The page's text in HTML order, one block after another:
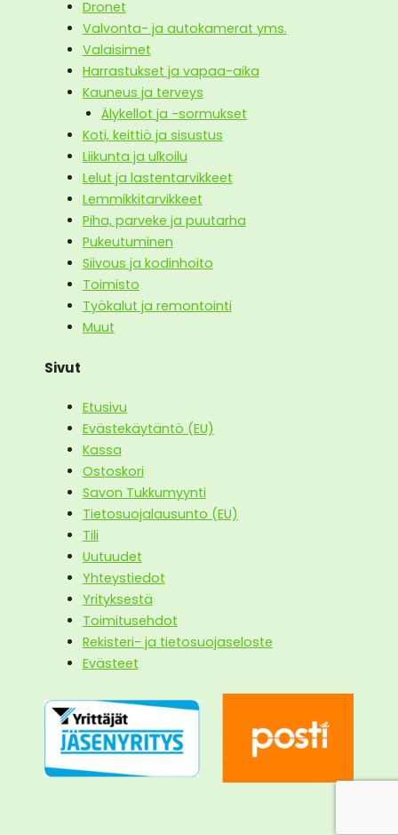
Dronet
Valvonta- ja autokamerat yms.
Valaisimet
Harrastukset ja vapaa-aika
Kauneus ja terveys
Älykellot ja -sormukset
Koti, keittiö ja sisustus
Liikunta ja ulkoilu
Lelut ja lastentarvikkeet
Lemmikkitarvikkeet
Piha, parveke ja puutarha
Pukeutuminen
Siivous ja kodinhoito
Toimisto
Työkalut ja remontointi
Muut
Sivut
Etusivu
Evästekäytäntö (EU)
Kassa
Ostoskori
Savon Tukkumyynti
Tietosuojalausunto (EU)
Tili
Uutuudet
Yhteystiedot
Yrityksestä
Toimitusehdot
Rekisteri- ja tietosuojaseloste
Evästeet